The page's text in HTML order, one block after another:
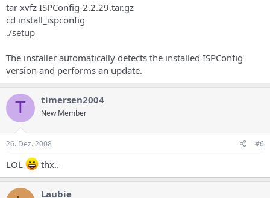
tar xvfz ISPConfig-2.2.29.tar.gz
cd install_ispconfig
./setup
The installer automatically detects the installed ISPConfig
version and performs an update.
T timersen2004
New Member
26. Dez. 2008 #6
LOL thx..
Laubie